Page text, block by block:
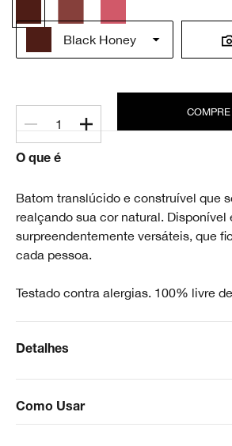
Black Honey
1
O que é
Batom translúcido e construível que
realçando sua cor natural. Disponível
surpreendentemente versáteis, que
cada pessoa.
Testado contra alergias. 100% livre
Como Usar
Detalhes